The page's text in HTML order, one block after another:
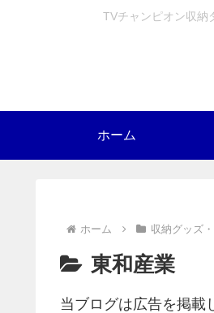
TVチャンピオン収納
ホーム
ホーム 収納グッズ
東和産業
当ブログは広告を掲載